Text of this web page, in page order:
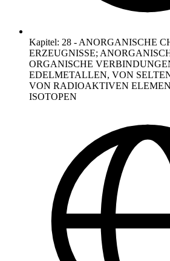
Kapitel: 28 - ANORGANISCHE
ERZEUGNISSE;
ORGANISCHE
EDELMETALLEN, VON
VON RADIOAKTIVEN
ISOTOPEN